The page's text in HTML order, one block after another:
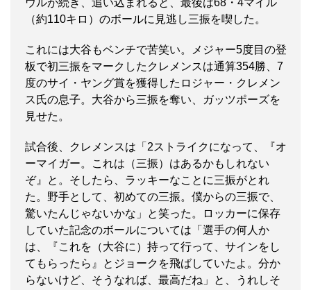
ウルが続き、追い込まれると、最後は68・4マイル
（約110キロ）のボールに見逃し三振を喫した。
これには大谷もベンチで苦笑い。メジャー5度目の登
板で初三振をマークしたクレメンスは通算354勝、7
度のサイ・ヤング賞を獲得したロジャー・クレメン
ス氏の息子。大谷から三振を奪い、ガッツポーズを
見せた。
試合後、クレメンスは「2ストライクになって、『オ
ーマイガー。これは（三振）はあるかもしれない
ぞ』と。そしたら、ラッキーなことに三振がとれ
た。野手として、初めての三振。僕からの三振で、
驚いたんじゃないかな」と笑った。ロッカーに保存
していた記念のボールについては「選手の何人か
は、『これを（大谷に）持って行って、サインをし
てもらったら』とジョークを飛ばしていたよ。分か
らないけど、そうなれば、最高だね」と、うれしそ